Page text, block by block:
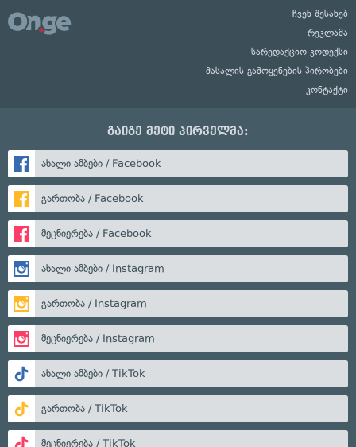
ჩვენ შესახებ
რეკლამა
სარედაქციო კოდექსი
მასალის გამოყენების პირობები
კონტაქტი
გაიგე მეტი პირველმა:
ახალი ამბები / Facebook
გართობა / Facebook
მეცნიერება / Facebook
ახალი ამბები / Instagram
გართობა / Instagram
მეცნიერება / Instagram
ახალი ამბები / TikTok
გართობა / TikTok
მეცნიერება / TikTok